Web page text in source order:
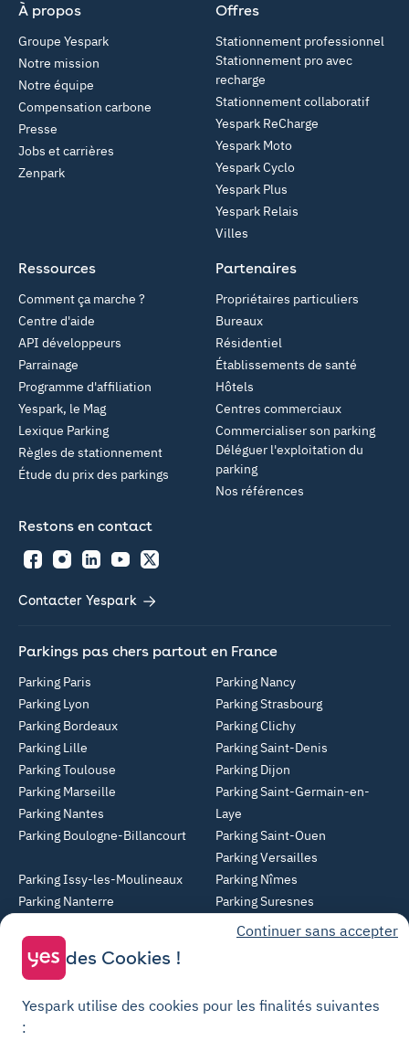
À propos
Groupe Yespark
Notre mission
Notre équipe
Compensation carbone
Presse
Jobs et carrières
Zenpark
Offres
Stationnement professionnel
Stationnement pro avec
recharge
Stationnement collaboratif
Yespark ReCharge
Yespark Moto
Yespark Cyclo
Yespark Plus
Yespark Relais
Villes
Partenaires
Propriétaires particuliers
Bureaux
Résidentiel
Établissements de santé
Hôtels
Centres commerciaux
Commercialiser son parking
Déléguer l'exploitation du
parking
Nos références
Ressources
Comment ça marche ?
Centre d'aide
API développeurs
Parrainage
Programme d'affiliation
Yespark, le Mag
Lexique Parking
Règles de stationnement
Étude du prix des parkings
Restons en contact
FacebookInstagramLinkedInYouTubeTwitter
Contacter Yespark
Parkings pas chers partout en France
Parking Paris
Parking Lyon
Parking Bordeaux
Parking Lille
Parking Toulouse
Parking Marseille
Parking Nantes
Parking Boulogne-Billancourt
Parking Nancy
Parking Strasbourg
Parking Clichy
Parking Saint-Denis
Parking Dijon
Parking Saint-Germain-en-
Laye
Parking Saint-Ouen
Parking Versailles
Parking Issy-les-Moulineaux
Parking Nanterre
Parking Angers
Parking Asnières-sur-Seine
Parking Courbevoie
Parking Metz
Parking Nîmes
Parking Suresnes
Parking Villeurbanne
Continuer sans accepter
des Cookies !
Yespark utilise des cookies pour les finalités suivantes
: